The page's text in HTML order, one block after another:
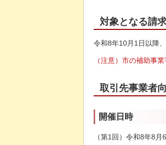
対象となる請
令和8年10月1日以降
（注意）市の補助事
取引先事業者
開催日時
（第1回）令和8年8